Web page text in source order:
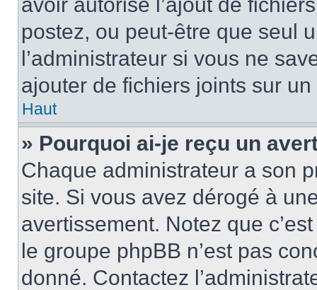
postez, ou peut-être que seul
l’administrateur si vous ne
ajouter de fichiers joints sur un
Haut
» Pourquoi ai-je reçu un
Chaque administrateur a son
site. Si vous avez dérogé à
avertissement. Notez que
le groupe phpBB n’est pas
donné. Contactez